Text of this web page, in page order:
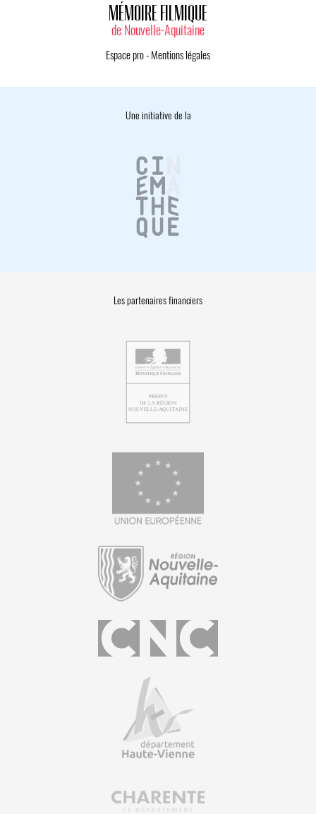
MÉMOIRE FILMIQUE
de Nouvelle-Aquitaine
Espace pro- Mentions légales
Une initiative de la
Les partenaires financiers